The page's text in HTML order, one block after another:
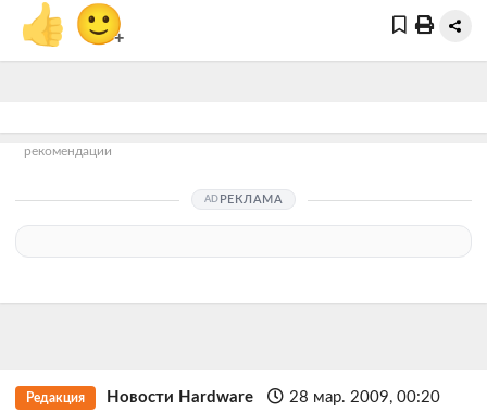
👍 🙂+
рекомендации
РЕКЛАМА
Редакция Новости Hardware
28 мар. 2009, 00:20